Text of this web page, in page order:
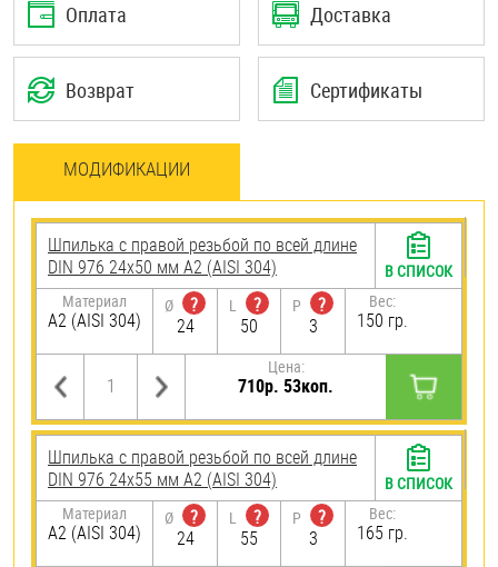
Оплата Доставка
Возврат Сертификаты
МОДИФИКАЦИИ
Шпилька с правой резьбой по всей длине
DIN 976 24х50 мм А2 (AISI 304)
Материал
А2 (AISI 304)
Ø
?
24
L
?
50
P
?
3
Вес:
150 гр.
Цена:
710р. 53коп.
В СПИСОК
Шпилька с правой резьбой по всей длине
DIN 976 24х55 мм А2 (AISI 304)
Материал
А2 (AISI 304)
Ø
?
24
L
?
55
P
?
3
Вес:
165 гр.
В СПИСОК